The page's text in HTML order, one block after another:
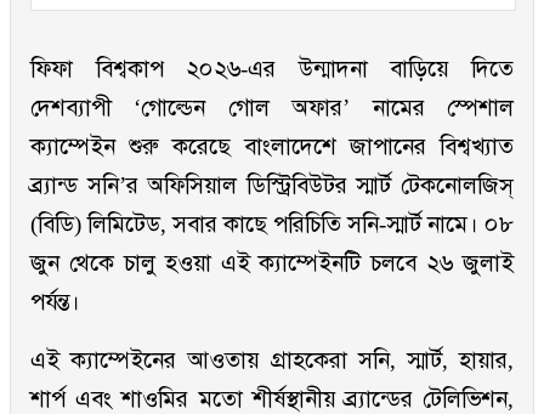
ফিফা বিশ্বকাপ ২০২৬-এর উন্মাদনা বাড়িয়ে দিতে
দেশব্যাপী ‘গোল্ডেন গোল অফার’ নামের স্পেশাল
ক্যাম্পেইন শুরু করেছে বাংলাদেশে জাপানের বিশ্বখ্যাত
ব্র্যান্ড সনি’র অফিসিয়াল ডিস্ট্রিবিউটর স্মার্ট টেকনোলজিস্
(বিডি) লিমিটেড, সবার কাছে পরিচিতি সনি-স্মার্ট নামে। ০৮
জুন থেকে চালু হওয়া এই ক্যাম্পেইনটি চলবে ২৬ জুলাই
পর্যন্ত।
এই ক্যাম্পেইনের আওতায় গ্রাহকেরা সনি, স্মার্ট, হায়ার,
শার্প এবং শাওমির মতো শীর্ষস্থানীয় ব্র্যান্ডের টেলিভিশন,